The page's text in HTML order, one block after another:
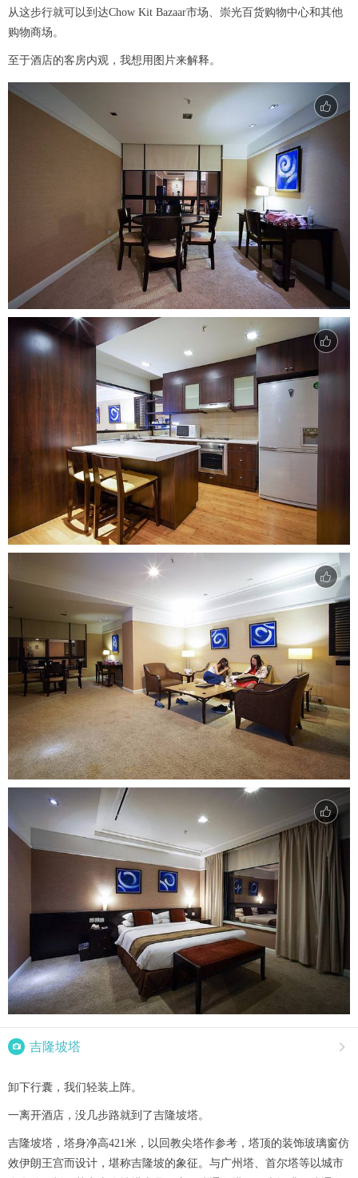
从这步行就可以到达Chow Kit Bazaar市场、崇光百货购物中心和其他
购物商场。
至于酒店的客房内观，我想用图片来解释。
 吉隆坡塔 
卸下行囊，我们轻装上阵。
一离开酒店，没几步路就到了吉隆坡塔。
吉隆坡塔，塔身净高421米，以回教尖塔作参考，塔顶的装饰玻璃窗仿
效伊朗王宫而设计，堪称吉隆坡的象征。与广州塔、首尔塔等以城市